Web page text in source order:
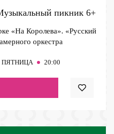
пикник 6+
«На Королева». «Русский
оркестра
ПЯТНИЦА 20:00